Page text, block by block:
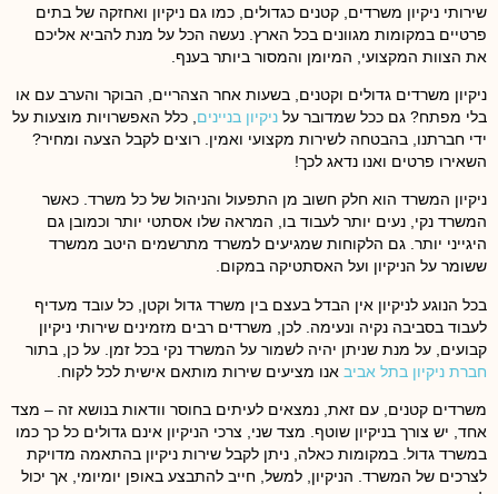
שירותי ניקיון משרדים, קטנים כגדולים, כמו גם ניקיון ואחזקה של בתים
פרטיים במקומות מגוונים בכל הארץ. נעשה הכל על מנת להביא אליכם
את הצוות המקצועי, המיומן והמסור ביותר בענף.
ניקיון משרדים גדולים וקטנים, בשעות אחר הצהריים, הבוקר והערב עם או
בלי מפתח? גם ככל שמדובר על ניקיון בניינים , כלל האפשרויות מוצעות על
ידי חברתנו, בהבטחה לשירות מקצועי ואמין. רוצים לקבל הצעה ומחיר?
השאירו פרטים ואנו נדאג לכך!
ניקיון המשרד הוא חלק חשוב מן התפעול והניהול של כל משרד. כאשר
המשרד נקי, נעים יותר לעבוד בו, המראה שלו אסתטי יותר וכמובן גם
היגייני יותר. גם הלקוחות שמגיעים למשרד מתרשמים היטב ממשרד
ששומר על הניקיון ועל האסתטיקה במקום.
בכל הנוגע לניקיון אין הבדל בעצם בין משרד גדול וקטן, כל עובד מעדיף
לעבוד בסביבה נקיה ונעימה. לכן, משרדים רבים מזמינים שירותי ניקיון
קבועים, על מנת שניתן יהיה לשמור על המשרד נקי בכל זמן. על כן, בתור
חברת ניקיון בתל אביב אנו מציעים שירות מותאם אישית לכל לקוח.
משרדים קטנים, עם זאת, נמצאים לעיתים בחוסר וודאות בנושא זה – מצד
אחד, יש צורך בניקיון שוטף. מצד שני, צרכי הניקיון אינם גדולים כל כך כמו
במשרד גדול. במקומות כאלה, ניתן לקבל שירות ניקיון בהתאמה מדויקת
לצרכים של המשרד. הניקיון, למשל, חייב להתבצע באופן יומיומי, אך יכול